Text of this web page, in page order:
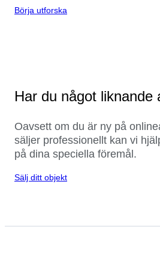
Börja utforska
Har du något liknande
Oavsett om du är ny på
säljer professionellt kan vi
på dina speciella föremål.
Sälj ditt objekt